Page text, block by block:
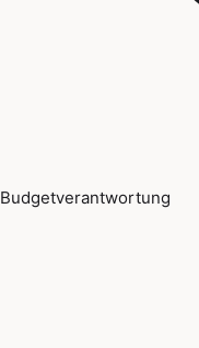
Budgetverantwortung